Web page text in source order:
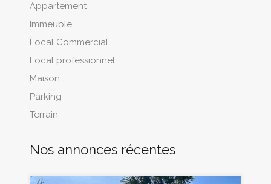
Appartement
Immeuble
Local Commercial
Local professionnel
Maison
Parking
Terrain
Nos annonces récentes